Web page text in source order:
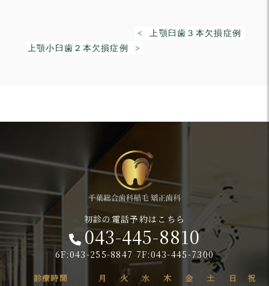
< 上顎臼歯３本欠損症例
上顎小臼歯２本欠損症例 >
初診の電話予約はこちら
043-445-8810
6F:043-255-8847 7F:043-445-7300
診療時間 月 火 水 木 金 土 日 祝